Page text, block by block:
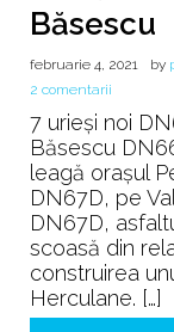
Băsescu
februarie 4, 2021 by
2 comentarii
Urieșii
de
drumul
lui
Băsescu
7 urieși noi
Băsescu
leagă orașul
DN67D, pe
DN67D,
scoasă din
construirea
Herculane. […]